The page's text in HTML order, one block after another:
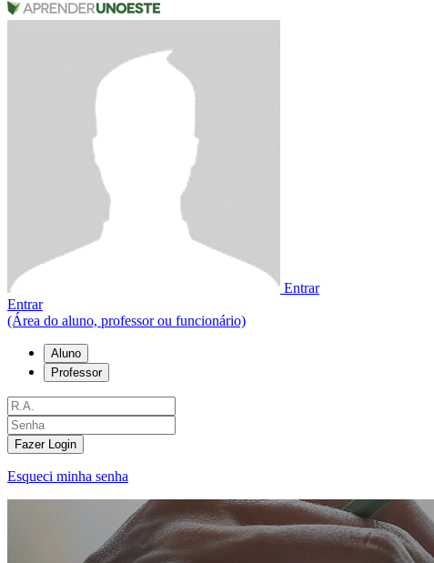
Entrar
Entrar
(Área do aluno, professor ou funcionário)
Aluno
Professor
Fazer Login
Esqueci minha senha